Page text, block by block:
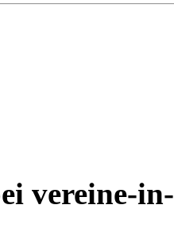
vereine-